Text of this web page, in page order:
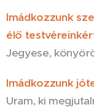
Imádkozzunk
élő
Jegyese,
Imádkozzunk
Uram, ki